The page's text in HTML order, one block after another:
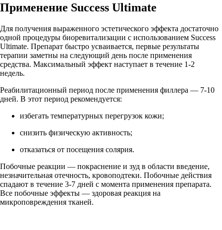
Применение Success Ultimate
Для получения выраженного эстетического эффекта достаточно
одной процедуры биоревитализации с использованием Success
Ultimate. Препарат быстро усваивается, первые результаты
терапии заметны на следующий день после применения
средства. Максимальный эффект наступает в течение 1-2
недель.
Реабилитационный период после применения филлера — 7-10
дней. В этот период рекомендуется:
избегать температурных перегрузок кожи;
снизить физическую активность;
отказаться от посещения солярия.
Побочные реакции — покраснение и зуд в области введение,
незначительная отечность, кровоподтеки. Побочные действия
спадают в течение 3-7 дней с момента применения препарата.
Все побочные эффекты — здоровая реакция на
микроповреждения тканей.